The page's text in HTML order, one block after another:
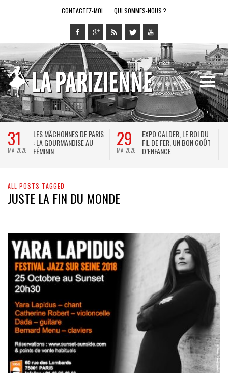
CONTACTEZ-MOI QUI SOMMES-NOUS ?
31
MAI 2026
LES MÂCHONNES DE PARIS
: LA GOURMANDISE AU
FÉMININ
29
MAI 2026
EXPO CALDER, LE ROI DU
FIL DE FER, UN BON GOÛT
D’ENFANCE
ALL POSTS TAGGED
JUSTE LA FIN DU MONDE